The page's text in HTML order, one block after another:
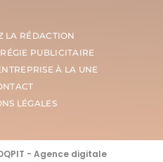
LA RÉDACTION
PUBLICITAIRE
À LA UNE
LÉGALES
- Agence digitale